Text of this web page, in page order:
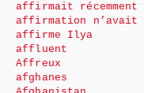
affirmait récemment
affirmation n’avait
affirme Ilya
affluent
Affreux
afghanes